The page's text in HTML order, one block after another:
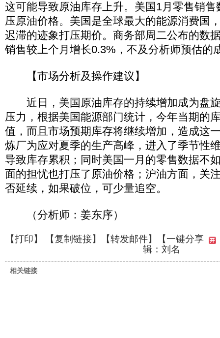
这可能导致原油库存上升。美国1月零售销
压原油价格。美国是全球最大的能源消费国
迟滞的迹象打压期价。商务部周二公布的数
销售较上个月增长0.3%，不及分析师预估的
【市场分析及操作建议】
近日，美国原油库存的持续增加成为盘
压力，根据美国能源部门统计，今年当期的
值，而且市场预期库存将继续增加，造成这
炼厂为应对夏季的生产高峰，进入了季节性
导致库存累积；同时美国一月的零售数据不
面的担忧也打压了原油价格；沪油方面，关
否延续，如果破位，可少量追空。
（分析师：姜东序）
【打印】 【复制链接】【转发邮件】
【一键分享
辑：刘名
相关链接